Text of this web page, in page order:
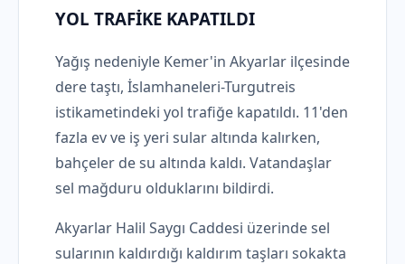
YOL TRAFİKE KAPATILDI
Yağış nedeniyle Kemer'in Akyarlar ilçesinde
dere taştı, İslamhaneleri-Turgutreis
istikametindeki yol trafiğe kapatıldı. 11'den
fazla ev ve iş yeri sular altında kalırken,
bahçeler de su altında kaldı. Vatandaşlar
sel mağduru olduklarını bildirdi.
Akyarlar Halil Saygı Caddesi üzerinde sel
sularının kaldırdığı kaldırım taşları sokakta